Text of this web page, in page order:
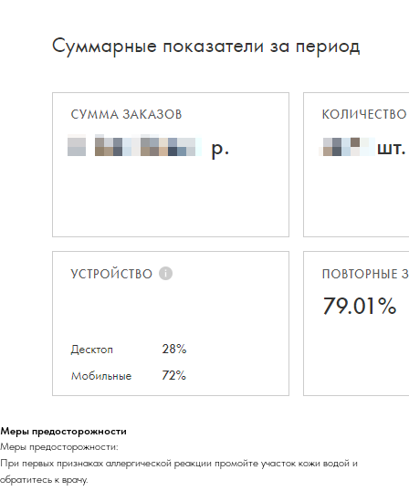
Меры предосторожности
Меры предосторожности:
При первых признаках аллергической реакции промойте участок кожи водой и
обратитесь к врачу.